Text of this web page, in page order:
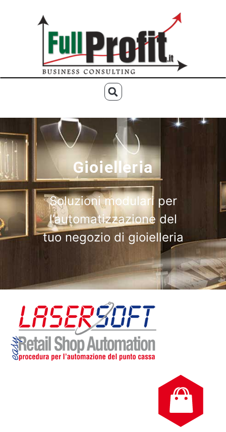
Gioielleria
Soluzioni modulari per
l’automatizzazione del
tuo negozio di gioielleria